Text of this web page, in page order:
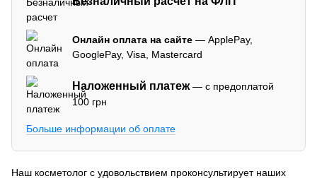
Онлайн оплата на сайте — ApplePay,
GooglePay, Visa, Mastercard
Наложенный платеж— с предоплатой
100 грн
Больше информации об оплате
Наш косметолог с удовольствием проконсультирует наших